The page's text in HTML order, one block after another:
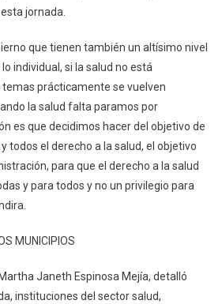
jornada.
que tienen también un altísimo nivel
individual, si la salud no está
prácticamente se vuelven
la salud falta paramos por
es que decidimos hacer del objetivo de
todos el derecho a la salud, el objetivo
para que el derecho a la salud
y para todos y no un privilegio para
MUNICIPIOS
Janeth Espinosa Mejía, detalló
instituciones del sector salud,